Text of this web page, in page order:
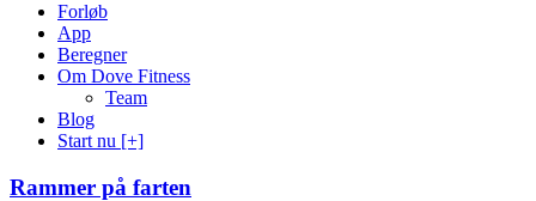
Forløb
App
Beregner
Om Dove Fitness
Team
Blog
Start nu [+]
Rammer på farten